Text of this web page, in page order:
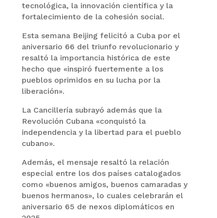
tecnológica, la innovación científica y la
fortalecimiento de la cohesión social.
Esta semana Beijing felicitó a Cuba por el
aniversario 66 del triunfo revolucionario y
resaltó la importancia histórica de este
hecho que «inspiró fuertemente a los
pueblos oprimidos en su lucha por la
liberación».
La Cancillería subrayó además que la
Revolución Cubana «conquistó la
independencia y la libertad para el pueblo
cubano».
Además, el mensaje resaltó la relación
especial entre los dos países catalogados
como «buenos amigos, buenos camaradas y
buenos hermanos», lo cuales celebrarán el
aniversario 65 de nexos diplomáticos en